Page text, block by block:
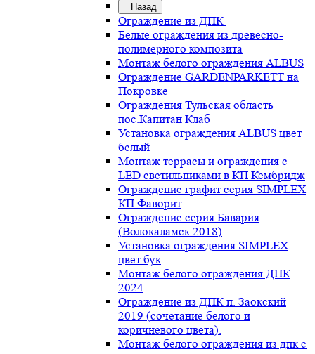
Назад
Ограждение из ДПК
Белые ограждения из древесно-
полимерного композита
Монтаж белого ограждения ALBUS
Ограждение GARDENPARKETT на
Покровке
Ограждения Тульская область
пос.Капитан Клаб
Установка ограждения ALBUS цвет
белый
Монтаж террасы и ограждения с
LED светильниками в КП Кембридж
Ограждение графит серия SIMPLEX
КП Фаворит
Ограждение серия Бавария
(Волокаламск 2018)
Установка ограждения SIMPLEX
цвет бук
Монтаж белого ограждения ДПК
2024
Ограждение из ДПК п. Заокский
2019 (сочетание белого и
коричневого цвета).
Монтаж белого ограждения из дпк с